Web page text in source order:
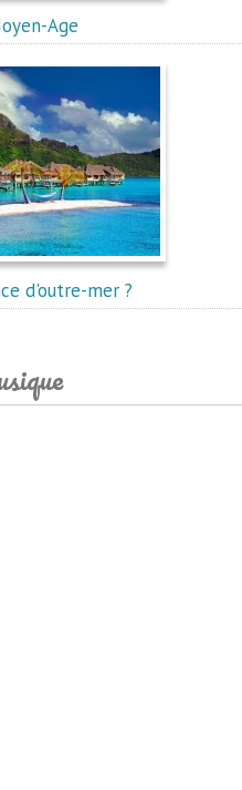
Age
d'outre-mer ?